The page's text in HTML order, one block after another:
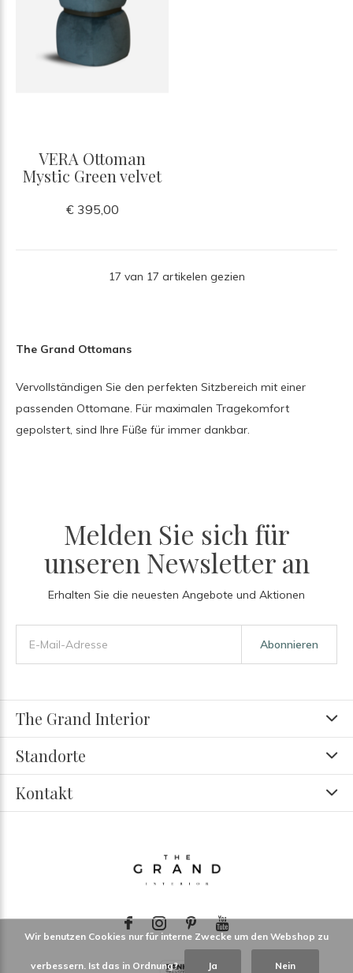
VERA Ottoman
Mystic Green velvet
€ 395,00
17 van 17 artikelen gezien
The Grand Ottomans
Vervollständigen Sie den perfekten Sitzbereich mit einer
passenden Ottomane. Für maximalen Tragekomfort
gepolstert, sind Ihre Füße für immer dankbar.
Melden Sie sich für
unseren Newsletter an
Erhalten Sie die neuesten Angebote und Aktionen
Abonnieren
The Grand Interior
Standorte
Kontakt
Wir benutzen Cookies nur für interne Zwecke um den Webshop zu
verbessern. Ist das in Ordnung? Ja Nein